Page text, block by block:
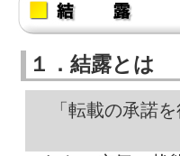
１．結露とは
「転載の承諾